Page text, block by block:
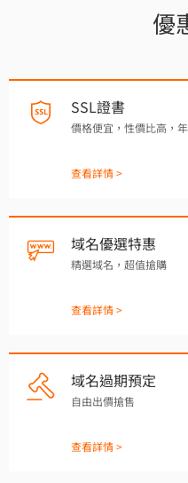
優
SSL證書
價格便宜，性價比高，
查看詳情 >
域名優選特惠
精選域名，超值搶購
查看詳情 >
域名過期預定
自由出價搶售
查看詳情 >